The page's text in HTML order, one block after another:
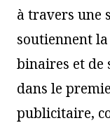
à travers une
soutiennent
binaires et de
dans le
publicitaire,